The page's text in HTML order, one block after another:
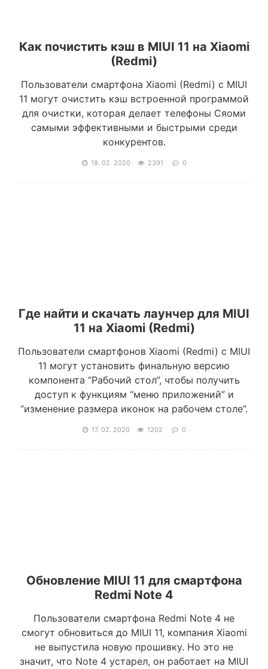
Как почистить кэш в MIUI 11 на Xiaomi
(Redmi)
Пользователи смартфона Xiaomi (Redmi) с MIUI
11 могут очистить кэш встроенной программой
для очистки, которая делает телефоны Сяоми
самыми эффективными и быстрыми среди
конкурентов.
18. 02. 2020 2391 0
Где найти и скачать лаунчер для MIUI
11 на Xiaomi (Redmi)
Пользователи смартфонов Xiaomi (Redmi) с MIUI
11 могут установить финальную версию
компонента “Рабочий стол”, чтобы получить
доступ к функциям “меню приложений” и
“изменение размера иконок на рабочем столе”.
17. 02. 2020 1202 0
Обновление MIUI 11 для смартфона
Redmi Note 4
Пользователи смартфона Redmi Note 4 не
смогут обновиться до MIUI 11, компания Xiaomi
не выпустила новую прошивку. Но это не
значит, что Note 4 устарел, он работает на MIUI